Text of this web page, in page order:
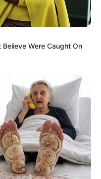
menyebutkan masih
aluminium dan
Were Caught On